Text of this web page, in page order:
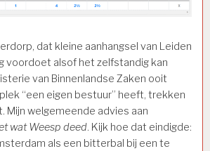
dat kleine aanhangsel van Leiden
voordoet alsof het zelfstandig kan
van Binnenlandse Zaken ooit
“een eigen bestuur” heeft, trekken
Mijn welgemeende advies aan
wat Weesp deed. Kijk hoe dat eindigde:
als een bitterbal bij een te